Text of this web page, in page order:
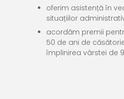
oferim asistență în
situațiilor
acordăm premii
50 de ani de
împlinirea vârstei de